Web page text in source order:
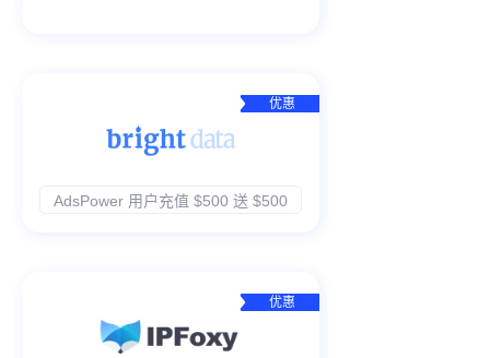
优惠
AdsPower 用户充值 $500 送 $500
优惠